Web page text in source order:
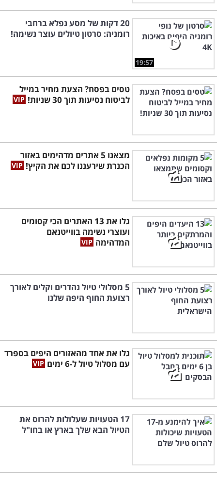
19:57
20 דקות של מסע נפלא ברחבי
רומניה: סרטון טיולים עוצר נשימה!
טסים בפסח? הצעת מחיר במייל
לביטוח נסיעות תוך 30 שניות!
מצאנו 5 אתרים מדהימים באזור
הכנרת שירעננו לכם את הקיץ!
גלו את 13 האתרים הכי קסומים
ועוצרי נשימה בווייטנאם
המדהימה
5 מסלולי טיול נהדרים וקלים לאורך
רצועת החוף היפה שלנו
גלו את אחד מהאזורים היפים בספרד
עם מסלול טיול ל-6 ימים
17 הטעויות שעלולות להרוס את
הטיול הבא שלך בארץ או בחו"ל